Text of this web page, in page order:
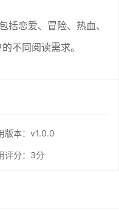
括恋爱、冒险、热血、
不同阅读需求。
版本：v1.0.0
评分： 3分